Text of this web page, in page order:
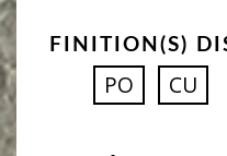
FINITION(S)
PO CU